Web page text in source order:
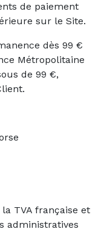
de paiement
sur le Site.
dès 99 €
Métropolitaine
de 99 €,
TVA française et
administratives